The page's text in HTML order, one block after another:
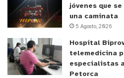
jóvenes que
una caminata
5 Agosto, 2026
Hospital
telemedicina
especialistas
Petorca